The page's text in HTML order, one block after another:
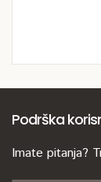
Podrška
Imate pitanja?